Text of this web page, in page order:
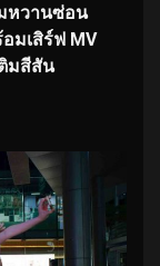
หวานซ่อน
อมเสิร์ฟ MV
มสีสัน